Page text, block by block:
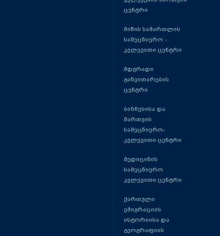
ცენტრი
მიწის სამართლის
სამეცნიერო -
კვლევითი ცენტრი
მდგრადი
განვითარების
ცენტრი
ბიზნესისა და
მართვის
სამეცნიერო-
კვლევითი ცენტრი
მედიცინის
სამეცნიერო
კვლევითი ცენტრი
ქართული
ემიგრაციის
ისტორიისა და
გეოგრაფიის